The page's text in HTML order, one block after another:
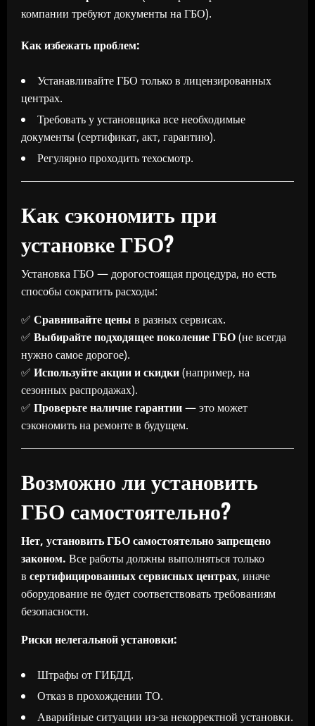
компании требуют документы на ГБО).
Как избежать проблем:
Устанавливайте ГБО только в лицензированных
центрах.
Требовать у установщика все необходимые
документы (сертификат, акт, гарантию).
Регулярно проходить техосмотр.
Как сэкономить при
установке ГБО?
Установка ГБО — дорогостоящая процедура, но есть
способы сократить расходы:
✅ Сравнивайте цены в разных сервисах.
✅ Выбирайте подходящее поколение ГБО(не всегда
нужно самое дорогое).
✅ Используйте акции и скидки(например, на
сезонных распродажах).
✅ Проверьте наличие гарантии— это может
сэкономить на ремонте в будущем.
Возможно ли установить
ГБО самостоятельно?
Нет, установить ГБО самостоятельно запрещено
законом. Все работы должны выполняться только
в сертифицированных сервисных центрах, иначе
оборудование не будет соответствовать требованиям
безопасности.
Риски нелегальной установки:
Штрафы от ГИБДД.
Отказ в прохождении ТО.
Аварийные ситуации из-за некорректной установки.